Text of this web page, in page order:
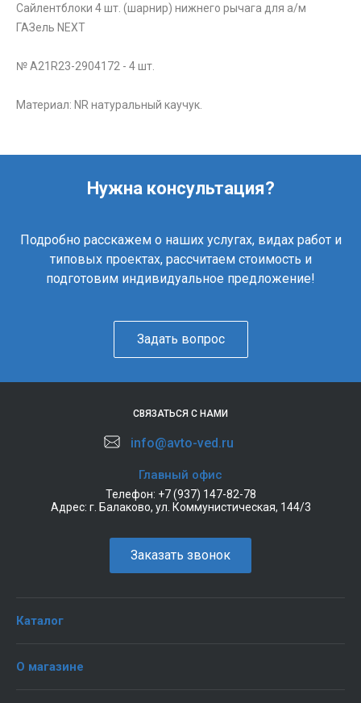
Сайлентблоки 4 шт. (шарнир) нижнего рычага для а/м
ГАЗель NEXT
№ A21R23-2904172 - 4 шт.
Материал: NR натуральный каучук.
Нужна консультация?
Подробно расскажем о наших услугах, видах работ и
типовых проектах, рассчитаем стоимость и
подготовим индивидуальное предложение!
Задать вопрос
СВЯЗАТЬСЯ С НАМИ
info@avto-ved.ru
Главный офис
Телефон: +7 (937) 147-82-78
Адрес: г. Балаково, ул. Коммунистическая, 144/3
Заказать звонок
Каталог
О магазине